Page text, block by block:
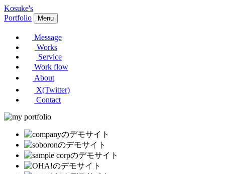
Kosuke's
Portfolio
Menu
Message
Works
Service
Work flow
About
X(Twitter)
Contact